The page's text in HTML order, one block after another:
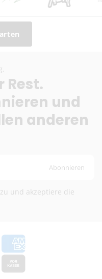
Rest.
und
anderen
Abonnieren
und akzeptiere die